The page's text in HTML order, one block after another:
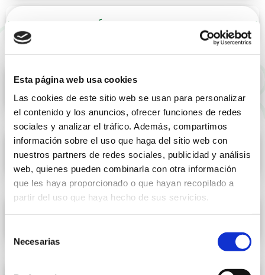
Esta página web usa cookies
Las cookies de este sitio web se usan para personalizar
el contenido y los anuncios, ofrecer funciones de redes
sociales y analizar el tráfico. Además, compartimos
información sobre el uso que haga del sitio web con
nuestros partners de redes sociales, publicidad y análisis
web, quienes pueden combinarla con otra información
que les haya proporcionado o que hayan recopilado a
partir del uso que haya hecho de sus servicios.
Necesarias
DEP15 – INSTALACIÓN DE ELEMENTOS PUBLICITARIOS
EN LAS INSTALACIONES DEPORTIVAS MUNICIPALES
DEP18A- Modelo de certificado de candidatura de
Deporte de San Vicente del Raspeig (CMD)
DEP18B- Modelo de certificado de delegación de voto
para la elección de representantes de asociaciones
deportivas en el CMD de San Vicente del Raspeig
deportivas en el CMD de San Vicente del Raspeig